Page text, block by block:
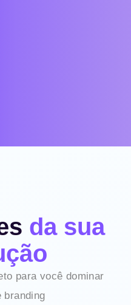
da sua
para você dominar
branding